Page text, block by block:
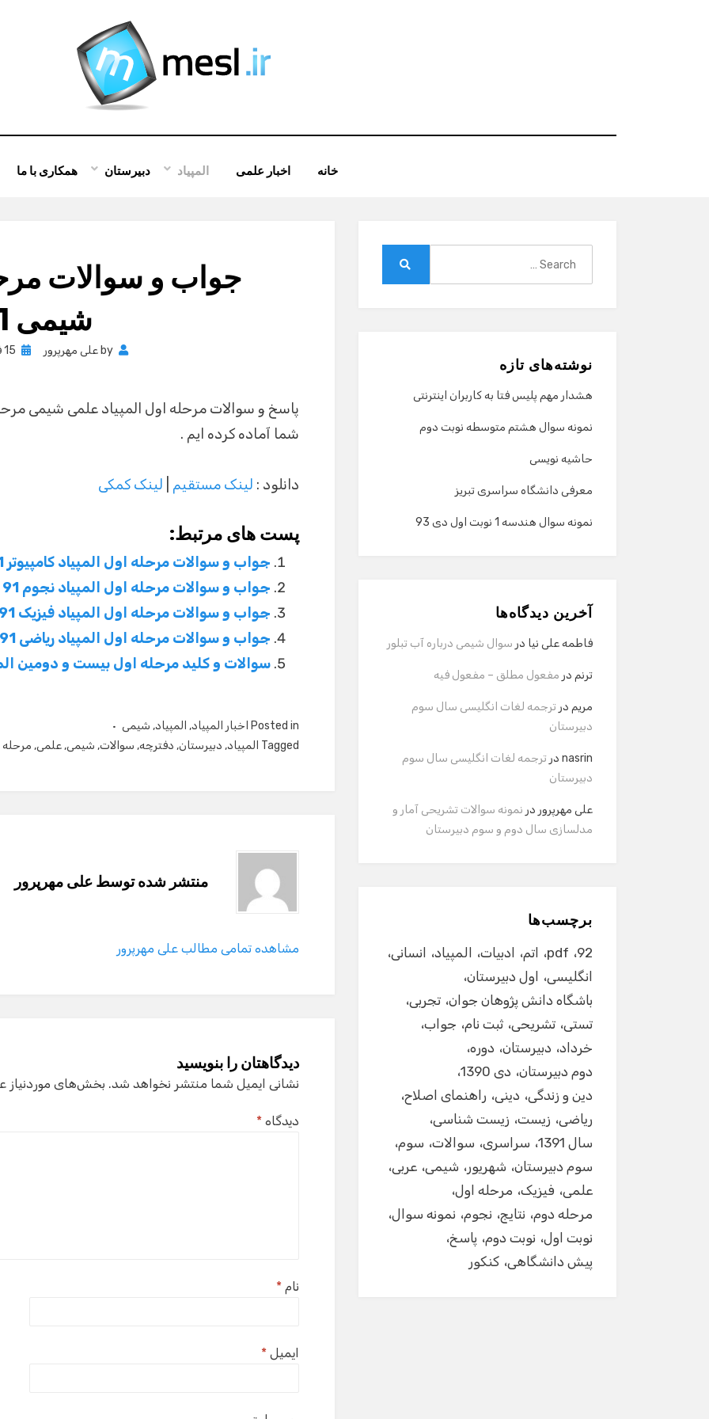
خانه اخبار علمی المپیاد دبیرستان همکاری با ما
جواب و سوالات
شیمی 91
by علی مهرپرور 15 فوریه , 2013
پاسخ و سوالات مرحله اول المپیاد علمی شیمی
شما آماده کرده ایم .
دانلود : لینک مستقیم لینک کمکی
پست های مرتبط:
جواب و سوالات مرحله اول المپیاد کامپیوتر 91
جواب و سوالات مرحله اول المپیاد نجوم 91
جواب و سوالات مرحله اول المپیاد فیزیک 91
جواب و سوالات مرحله اول المپیاد ریاضی 91
سوالات و کلید مرحله اول بیست و دومین
Posted in اخبار المپیاد, المپیاد, شیمی
Tagged المپیاد, دبیرستان, دفترچه, سوالات, شیمی,علمی, مرحله
منتشر شده توسطعلی مهرپرور
مشاهده تمامی مطالب علی مهرپرور
دیدگاهتان را بنویسید
نشانی ایمیل شما منتشر نخواهد شد. بخش‌های موردنیاز
دیدگاه*
نام*
ایمیل*
نوشته‌های تازه
هشدار مهم پلیس فتا به کاربران اینترنتی
نمونه سوال هشتم متوسطه نوبت دوم
حاشیه نویسی
معرفی دانشگاه سراسری تبریز
نمونه سوال هندسه 1 نوبت اول دی 93
آخرین دیدگاه‌ها
فاطمه علی نیا در سوال شیمی درباره آب تبلور
ترنم در مفعول مطلق – مفعول فیه
مریم در ترجمه لغات انگلیسی سال سوم
دبیرستان
nasrin در ترجمه لغات انگلیسی سال سوم
دبیرستان
علی مهرپرور در نمونه سوالات تشریحی آمار و
مدلسازی سال دوم و سوم دبیرستان
برچسب‌ها
92
pdf اتم ادبیات المپیاد
انسانی
انگلیسی
اول دبیرستان
باشگاه دانش پژوهان جوان تجربی
تستی تشریحی ثبت نام جواب
خرداد دبیرستان دوره
دوم دبیرستان دی 1390
دین و زندگی دینی راهنمای اصلاح
ریاضی زیست زیست شناسی
سال 1391
سراسری سوالات سوم
سوم دبیرستان شهریور شیمی عربی
علمی فیزیک مرحله اول
مرحله دوم نتایج نجوم نمونه سوال
نوبت اول نوبت دوم پاسخ
پیش دانشگاهی کنکور